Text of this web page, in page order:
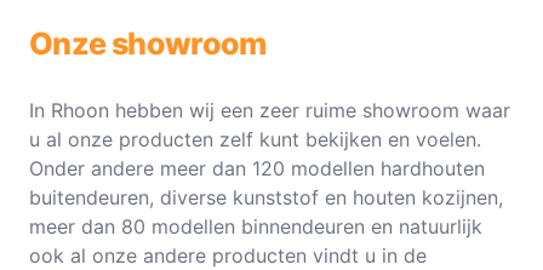
Onze showroom
In Rhoon hebben wij een zeer ruime showroom waar
u al onze producten zelf kunt bekijken en voelen.
Onder andere meer dan 120 modellen hardhouten
buitendeuren, diverse kunststof en houten kozijnen,
meer dan 80 modellen binnendeuren en natuurlijk
ook al onze andere producten vindt u in de